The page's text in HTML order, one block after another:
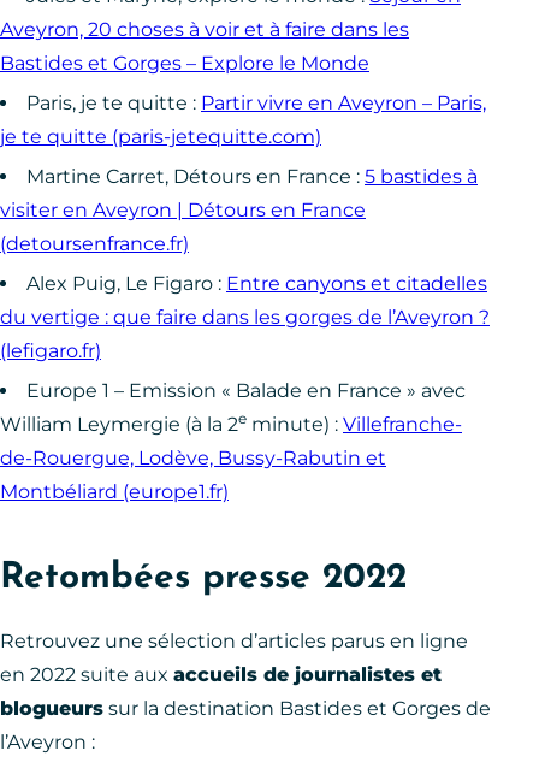
Aveyron, 20 choses à voir et à faire dans les
Bastides et Gorges – Explore le Monde
Paris, je te quitte : Partir vivre en Aveyron – Paris,
je te quitte (paris-jetequitte.com)
Martine Carret, Détours en France : 5 bastides à
visiter en Aveyron | Détours en France
(detoursenfrance.fr)
Alex Puig, Le Figaro : Entre canyons et citadelles
du vertige : que faire dans les gorges de l’Aveyron ?
(lefigaro.fr)
Europe 1 – Emission « Balade en France » avec
William Leymergie (à la 2e minute) : Villefranche-
de-Rouergue, Lodève, Bussy-Rabutin et
Montbéliard (europe1.fr)
Retombées presse 2022
Retrouvez une sélection d’articles parus en ligne
en 2022 suite aux accueils de journalistes et
blogueurs sur la destination Bastides et Gorges de
l’Aveyron :